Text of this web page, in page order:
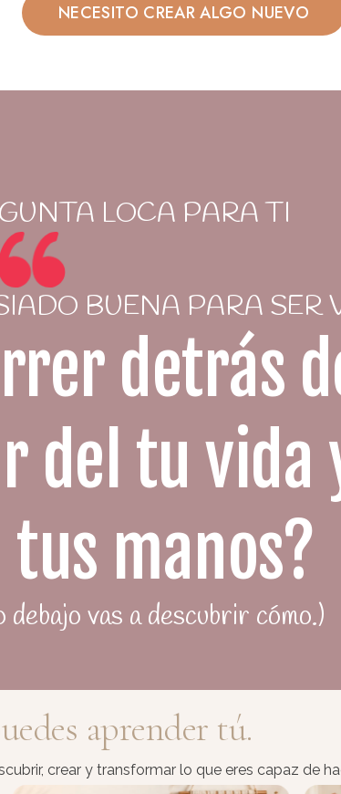
NECESITO CREAR ALGO NUEVO
LOCA PARA TI
BUENA PARA SER
detrás
del tu vida
tus manos?
vas a descubrir cómo.)
aprender tú.
crear y transformar lo que eres capaz de